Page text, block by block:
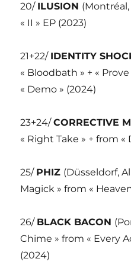
20/ ILUSION
« II » EP (2023)
21+22/ IDENTITY
« Bloodbath » + «
« Demo » (2024)
23+24/CORRECTIVE
« Right Take » + from «
25/ PHIZ (Düsseldorf,
Magick » from «
26/ BLACK BACON
Chime » from « Every
(2024)